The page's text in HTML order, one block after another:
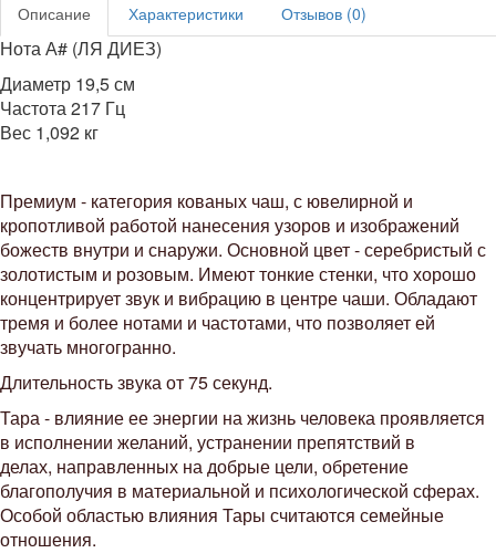
Описание Характеристики Отзывов (0)
Нота А# (ЛЯ ДИЕЗ)
Диаметр 19,5 см
Частота 217 Гц
Вес 1,092 кг
Премиум - категория кованых чаш, с ювелирной и
кропотливой работой нанесения узоров и изображений
божеств внутри и снаружи. Основной цвет - серебристый с
золотистым и розовым. Имеют тонкие стенки, что хорошо
концентрирует звук и вибрацию в центре чаши. Обладают
тремя и более нотами и частотами, что позволяет ей
звучать многогранно.
Длительность звука от 75 секунд.
Тара - влияние ее энергии на жизнь человека проявляется
в исполнении желаний, устранении препятствий в
делах, направленных на добрые цели, обретение
благополучия в материальной и психологической сферах.
Особой областью влияния Тары считаются семейные
отношения.